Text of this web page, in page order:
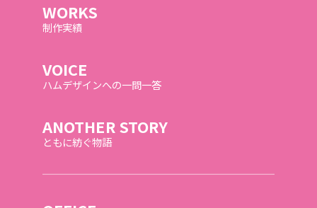
WORKS
制作実績
VOICE
ハムデザインへの一問一答
ANOTHER STORY
ともに紡ぐ物語